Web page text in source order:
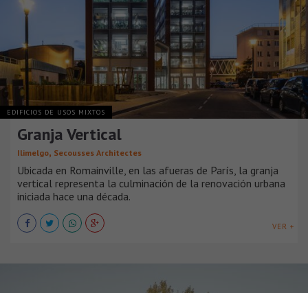
EDIFICIOS DE USOS MIXTOS
Granja Vertical
Ilimelgo, Secousses Architectes
Ubicada en Romainville, en las afueras de París, la granja
vertical representa la culminación de la renovación urbana
iniciada hace una década.
VER +